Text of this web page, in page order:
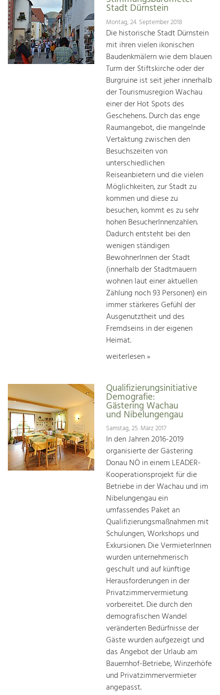
Stadt Dürnstein
Montag, 24. September 2018
Die historische Stadt Dürnstein
mit ihren vielen ikonischen
Baudenkmälern wie dem blauen
Turm der Stiftskirche oder der
Burgruine ist seit jeher innerhalb
der Tourismusregion Wachau
einer der Hot Spots des
Geschehens. Durch das enge
Raumangebot, die mangelnde
Vertaktung zwischen den
Besuchszeiten von
unterschiedlichen
Reiseanbietern und die vielen
Möglichkeiten, zur Stadt zu
kommen und diese zu
besuchen, kommt es zu sehr
hohen BesucherInnenzahlen.
Dadurch entsteht bei den
wenigen ständigen
BewohnerInnen der Stadt
(innerhalb der Stadtmauern
wohnen laut einer aktuellen
Zählung noch 93 Personen) ein
immer stärkeres Gefühl der
Ausgenutztheit und des
Fremdseins in der eigenen
Heimat.
weiterlesen »
Qualifizierungsinitiative
Demografie:
Gästering Wachau
und Nibelungengau
Samstag, 25. März 2017
In den Jahren 2016-2019
organisierte der Gästering
Donau NÖ in einem LEADER-
Kooperationsprojekt für die
Betriebe in der Wachau und im
Nibelungengau ein
umfassendes Paket an
Qualifizierungsmaßnahmen mit
Schulungen, Workshops und
Exkursionen. Die VermieterInnen
wurden unternehmerisch
geschult und auf künftige
Herausforderungen in der
Privatzimmervermietung
vorbereitet. Die durch den
demografischen Wandel
veränderten Bedürfnisse der
Gäste wurden aufgezeigt und
das Angebot der Urlaub am
Bauernhof-Betriebe, Winzerhöfe
und Privatzimmervermieter
angepasst.